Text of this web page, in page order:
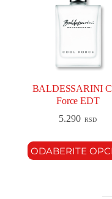
BALDESSARINI
Force EDT
5.290 RSD
ODABERITE